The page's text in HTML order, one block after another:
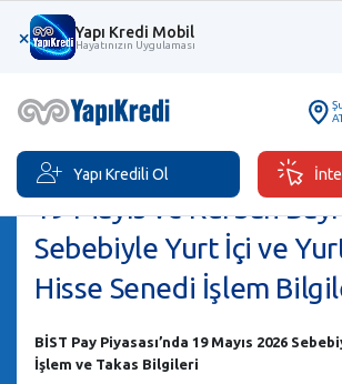
× Yapı Kredi Mobil
Hayatınızın Uygulaması
Yapı Kredili Ol
19 Mayıs ve Kurban
Sebebiyle Yurt İçi ve Yurt
Hisse Senedi İşlem
BİST Pay Piyasası’nda 19 Mayıs 2026
İşlem ve Takas Bilgileri